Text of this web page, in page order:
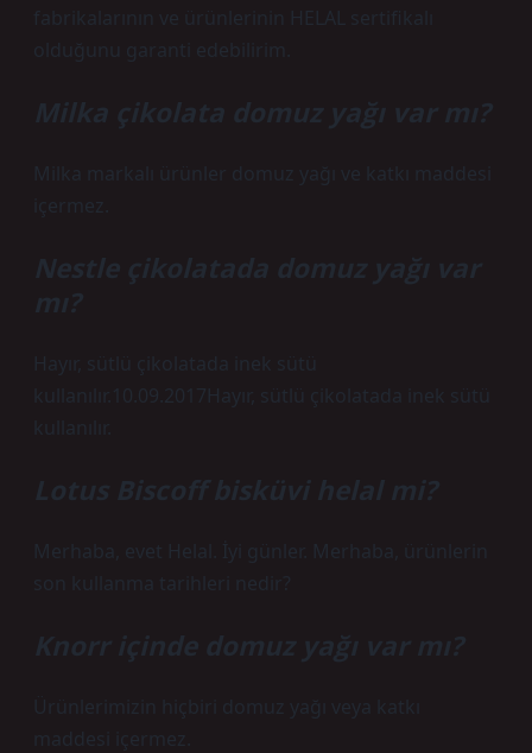
fabrikalarının ve ürünlerinin HELAL sertifikalı
olduğunu garanti edebilirim.
Milka çikolata domuz yağı var mı?
Milka markalı ürünler domuz yağı ve katkı maddesi
içermez.
Nestle çikolatada domuz yağı var
mı?
Hayır, sütlü çikolatada inek sütü
kullanılır.10.09.2017Hayır, sütlü çikolatada inek sütü
kullanılır.
Lotus Biscoff bisküvi helal mi?
Merhaba, evet Helal. İyi günler. Merhaba, ürünlerin
son kullanma tarihleri ​​nedir?
Knorr içinde domuz yağı var mı?
Ürünlerimizin hiçbiri domuz yağı veya katkı
maddesi içermez.